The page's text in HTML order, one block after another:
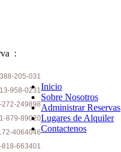
:
205-031
958-0231
272-249898
879-89020
4064046
818-663401
Inicio
Sobre Nosotros
Administrar Reservas
Lugares de Alquiler
Contactenos